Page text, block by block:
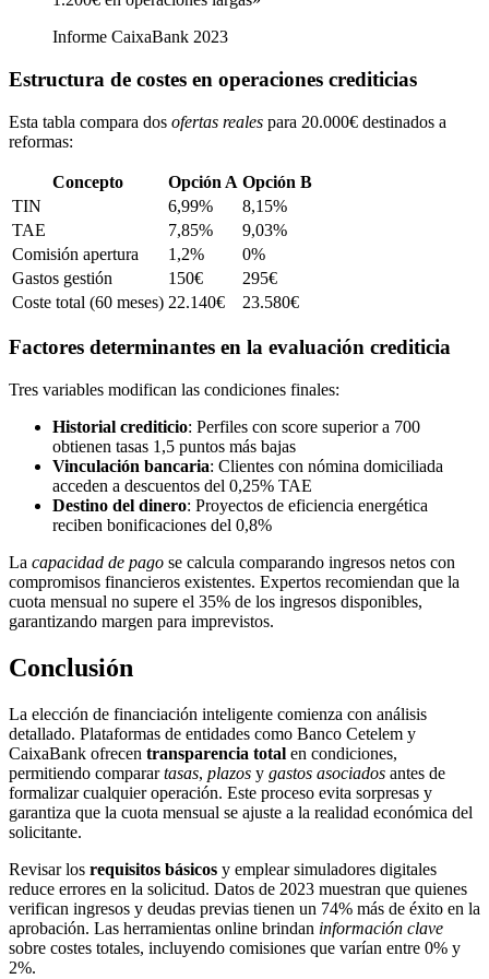
Informe CaixaBank 2023
Estructura de costes en operaciones crediticias
Esta tabla compara dos ofertas reales para 20.000€ destinados a
reformas:
Concepto Opción A Opción B
TIN
6,99%
8,15%
TAE
7,85%
9,03%
Comisión apertura
1,2%
0%
Gastos gestión
150€
295€
Coste total (60 meses) 22.140€ 23.580€
Factores determinantes en la evaluación crediticia
Tres variables modifican las condiciones finales:
Historial crediticio: Perfiles con score superior a 700
obtienen tasas 1,5 puntos más bajas
Vinculación bancaria: Clientes con nómina domiciliada
acceden a descuentos del 0,25% TAE
Destino del dinero: Proyectos de eficiencia energética
reciben bonificaciones del 0,8%
La capacidad de pago se calcula comparando ingresos netos con
compromisos financieros existentes. Expertos recomiendan que la
cuota mensual no supere el 35% de los ingresos disponibles,
garantizando margen para imprevistos.
Conclusión
La elección de financiación inteligente comienza con análisis
detallado. Plataformas de entidades como Banco Cetelem y
CaixaBank ofrecen transparencia total en condiciones,
permitiendo comparartasas, plazos y gastos asociados antes de
formalizar cualquier operación. Este proceso evita sorpresas y
garantiza que la cuota mensual se ajuste a la realidad económica del
solicitante.
Revisar los requisitos básicos y emplear simuladores digitales
reduce errores en la solicitud. Datos de 2023 muestran que quienes
verifican ingresos y deudas previas tienen un 74% más de éxito en la
aprobación. Las herramientas online brindan información clave
sobre costes totales, incluyendo comisiones que varían entre 0% y
2%.